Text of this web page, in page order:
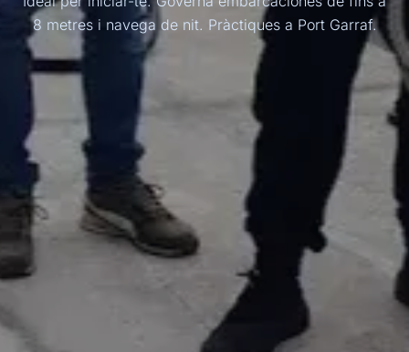
8 metres i navega de nit. Pràctiques a Port Garraf.